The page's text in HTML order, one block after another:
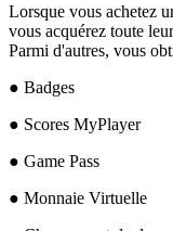
Lorsque vous achetez
vous acquérez toute
Parmi d'autres, vous
● Badges
● Scores MyPlayer
● Game Pass
● Monnaie Virtuelle